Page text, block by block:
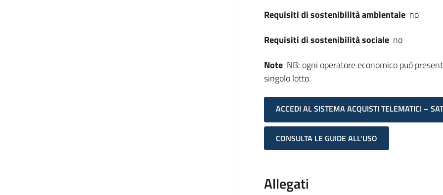
Requisiti di sostenibilità ambientale no
Requisiti di sostenibilità sociale no
Note NB: ogni operatore economico può
singolo lotto.
ACCEDI AL SISTEMA ACQUISTI TELEMATICI –
CONSULTA LE GUIDE ALL'USO
Allegati